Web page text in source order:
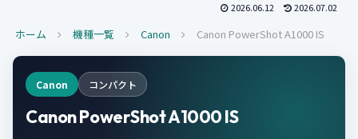
2026.06.12 2026.07.02
ホーム 機種一覧 Canon Canon PowerShot A1000 IS
Canon コンパクト
Canon PowerShot A1000 IS